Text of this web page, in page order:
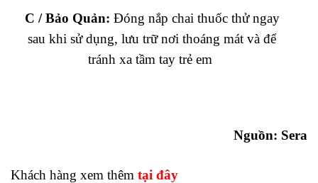
C / Bảo Quản: Đóng nắp chai thuốc thử ngay
sau khi sử dụng, lưu trữ nơi thoáng mát và để
tránh xa tầm tay trẻ em
Nguồn: Sera
Khách hàng xem thêm tại đây